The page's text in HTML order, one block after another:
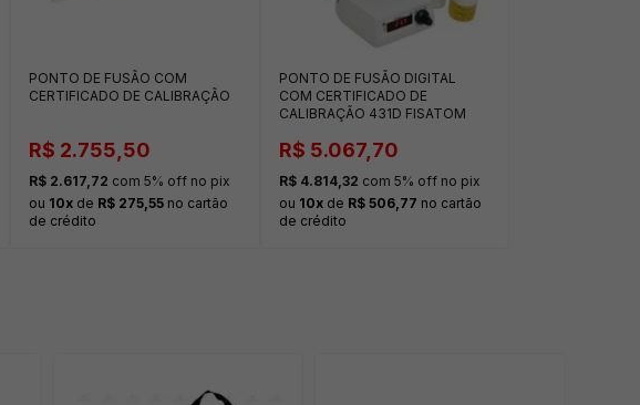
PONTO DE FUSÃO COM
CERTIFICADO DE CALIBRAÇÃO
R$ 2.755,50
R$ 2.617,72 com 5% off no pix
ou 10x de R$ 275,55 no cartão
de crédito
PONTO DE FUSÃO DIGITAL
COM CERTIFICADO DE
CALIBRAÇÃO 431D FISATOM
R$ 5.067,70
R$ 4.814,32 com 5% off no pix
ou 10xde R$ 506,77 no cartão
de crédito